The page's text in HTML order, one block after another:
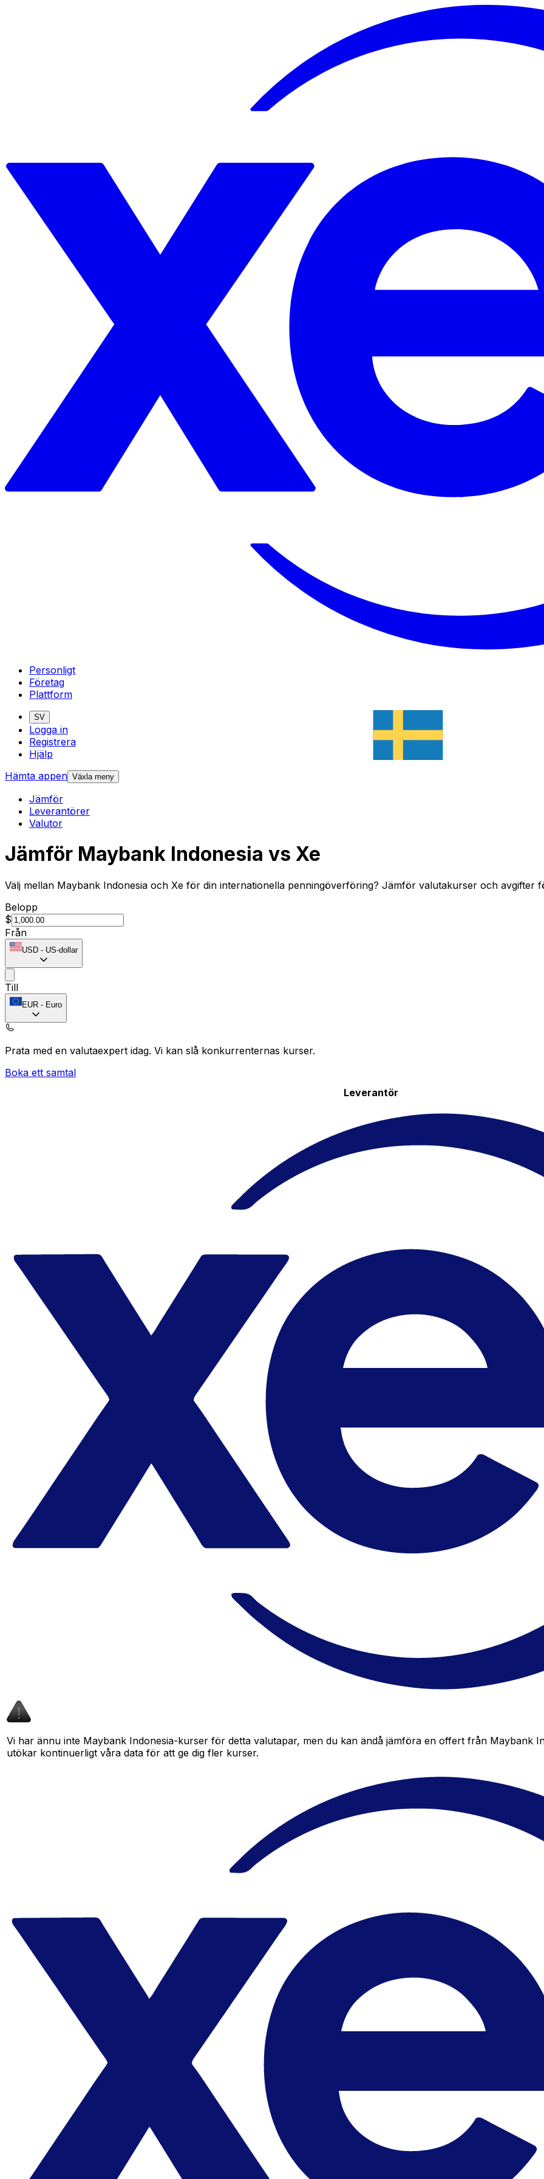
Personligt
Företag
Plattform
SV
Logga in
Registrera
Hjälp
Hämta appen Växla meny
Jämför
Leverantörer
Valutor
Jämför Maybank Indonesia vs Xe
Välj mellan Maybank Indonesia och Xe för din internationella penningöverföring? Jämför valutakurser och avgifter
Belopp
$
Från
USD - US-dollar
Till
EUR - Euro
Prata med en valutaexpert idag. Vi kan slå konkurrenternas kurser.
Boka ett samtal
Leverantör
Vi har ännu inte Maybank Indonesia-kurser för detta valutapar, men du kan ändå jämföra en offert från Maybank
utökar kontinuerligt våra data för att ge dig fler kurser.